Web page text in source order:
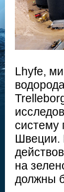
Lhyfe,
систему
Швеции.
на
должны